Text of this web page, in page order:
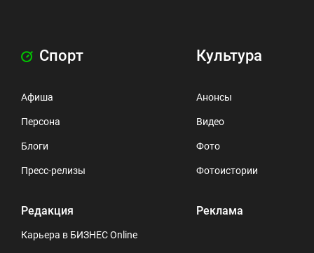
Спорт
Афиша
Персона
Блоги
Пресс-релизы
Редакция
Карьера в БИЗНЕС Online
Культура
Анонсы
Видео
Фото
Фотоистории
Реклама